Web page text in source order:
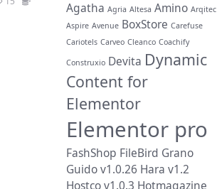
Agatha Agria Altesa Amino Arqitec
Aspire Avenue BoxStore Carefuse
Cariotels Carveo Cleanco Coachify
Construxio Devita Dynamic
Content for
Elementor
Elementor pro
FashShop FileBird Grano
Guido v1.0.26 Hara v1.2
Hostco v1.0.3 Hotmagazine